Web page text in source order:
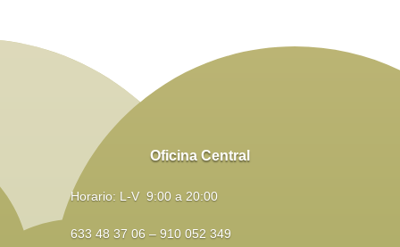
Oficina Central
Horario: L-V 9:00 a 20:00
633 48 37 06 – 910 052 349